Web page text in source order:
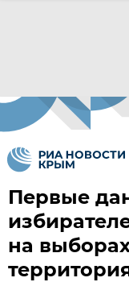
Первые
на